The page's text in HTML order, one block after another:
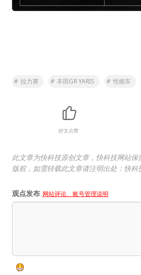
# 拉力赛 # 丰田GR YARIS # 性能车
好文点赞
此文章为快科技原创文章，快科技网站
版权，如需转载此文章请注明出处：快科
观点发布 网站评论、账号管理说明